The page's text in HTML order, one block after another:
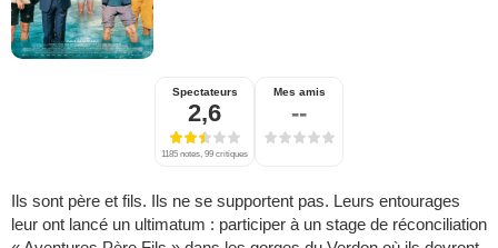
Spectateurs
2,6
1185 notes, 99 critiques
Mes amis
--
Ils sont père et fils. Ils ne se supportent pas. Leurs entourages
leur ont lancé un ultimatum : participer à un stage de réconciliation